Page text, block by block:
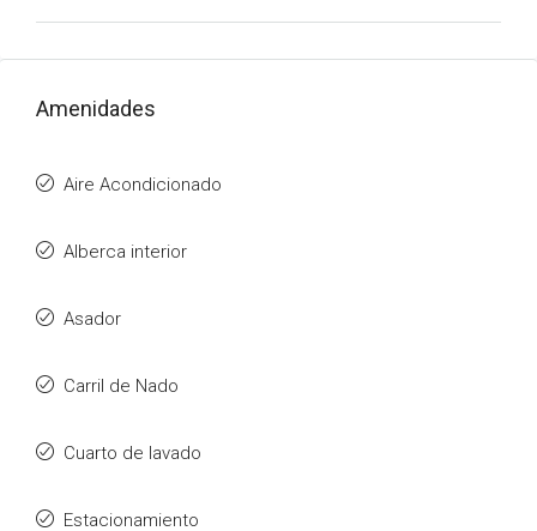
Amenidades
Aire Acondicionado
Alberca interior
Asador
Carril de Nado
Cuarto de lavado
Estacionamiento